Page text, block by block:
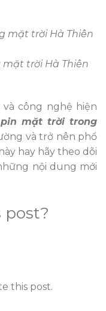
trời Hà Thiên
công nghệ hiện
mặt trời trong
và trở nên phổ
hay hãy theo dõi
nội dung mới
post?
this post.